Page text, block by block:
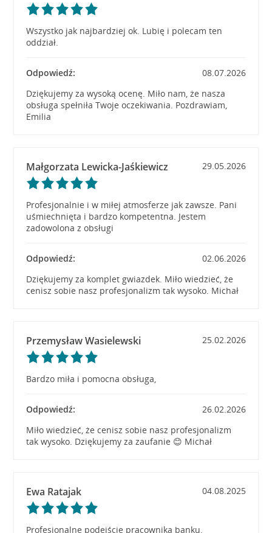
Wszystko jak najbardziej ok. Lubię i polecam ten
oddział.
Odpowiedź:
08.07.2026
Dziękujemy za wysoką ocenę. Miło nam, że nasza
obsługa spełniła Twoje oczekiwania. Pozdrawiam,
Emilia
Małgorzata Lewicka-Jaśkiewicz 29.05.2026
Profesjonalnie i w miłej atmosferze jak zawsze. Pani
uśmiechnięta i bardzo kompetentna. Jestem
zadowolona z obsługi
Odpowiedź:
02.06.2026
Dziękujemy za komplet gwiazdek. Miło wiedzieć, że
cenisz sobie nasz profesjonalizm tak wysoko. Michał
Przemysław Wasielewski 25.02.2026
Bardzo miła i pomocna obsługa,
Odpowiedź:
26.02.2026
Miło wiedzieć, że cenisz sobie nasz profesjonalizm
tak wysoko. Dziękujemy za zaufanie 😊 Michał
Ewa Ratajak 04.08.2025
Profesjonalne podejście pracownika banku.